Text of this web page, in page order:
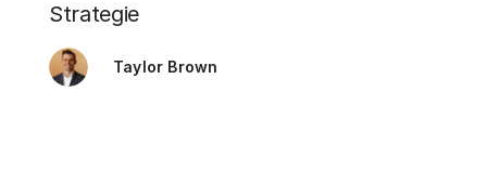
Strategie
Taylor Brown